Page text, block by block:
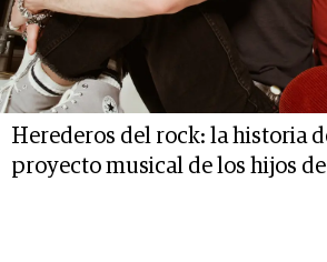
Herederos del rock: la historia
proyecto musical de los hijos de